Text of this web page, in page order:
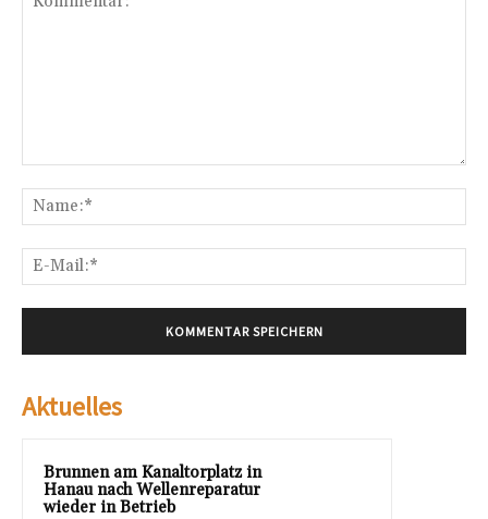
Aktuelles
Brunnen am Kanaltorplatz in
Hanau nach Wellenreparatur
wieder in Betrieb